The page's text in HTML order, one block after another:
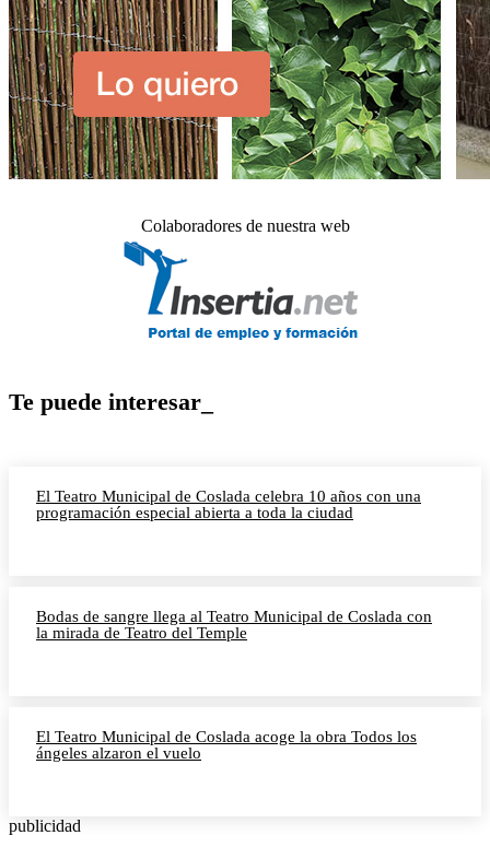
Colaboradores de nuestra web
Te puede interesar_
El Teatro Municipal de Coslada celebra 10 años con una
programación especial abierta a toda la ciudad
Bodas de sangre llega al Teatro Municipal de Coslada con
la mirada de Teatro del Temple
El Teatro Municipal de Coslada acoge la obra Todos los
ángeles alzaron el vuelo
publicidad